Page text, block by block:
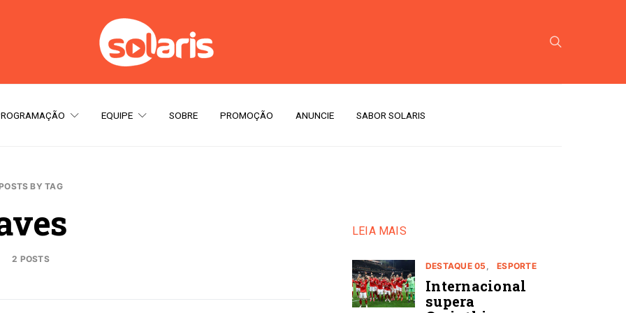
EQUIPE SOBRE PROMOÇÃO ANUNCIE SABOR SOLARIS
BY TAG
2 POSTS
LEIA MAIS
DESTAQUE 05 ESPORTE
Internacional
supera